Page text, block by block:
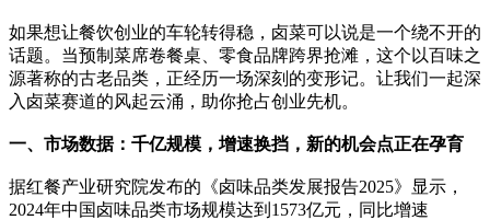
如果想让餐饮创业的车轮转得稳，卤菜可以说是一个绕不开的
话题。当预制菜席卷餐桌、零食品牌跨界抢滩，这个以百味之
源著称的古老品类，正经历一场深刻的变形记。让我们一起深
入卤菜赛道的风起云涌，助你抢占创业先机。
一、市场数据：千亿规模，增速换挡，新的机会点正在孕育
据红餐产业研究院发布的《卤味品类发展报告2025》显示，
2024年中国卤味品类市场规模达到1573亿元，同比增速